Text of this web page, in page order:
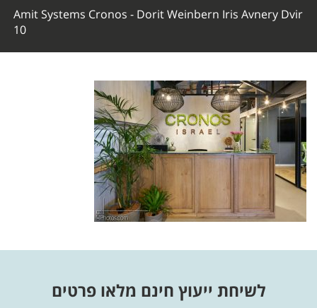
Amit Systems Cronos - Dorit Weinbern Iris Avnery Dvir
10
לשיחת ייעוץ חינם מלאו פרטים